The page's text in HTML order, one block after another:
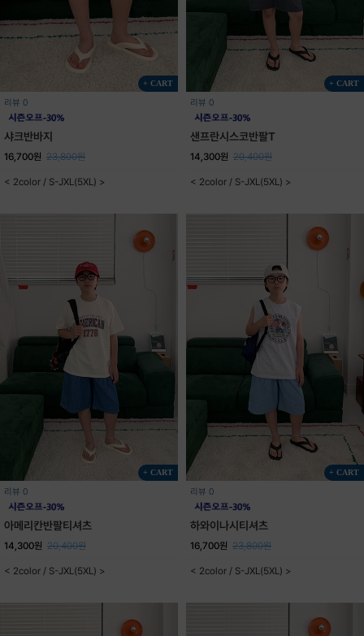
+ CART
리뷰 0
샤크반바지
16,700원 23,800원
< 2color / S-JXL(5XL) >
+ CART
리뷰 0
샌프란시스코반팔T
14,300원 20,400원
< 2color / S-JXL(5XL) >
+ CART
리뷰 0
아메리칸반팔티셔츠
14,300원 20,400원
< 2color / S-JXL(5XL) >
+ CART
리뷰 0
하와이나시티셔츠
16,700원 23,800원
< 2color / S-JXL(5XL) >